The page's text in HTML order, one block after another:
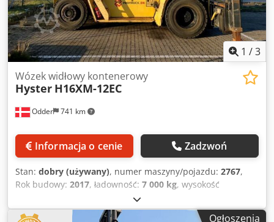
1 /3
Odder 741 km
Wózek widłowy kontenerowy
Hyster H16XM-12EC
Informacja o cenie Zadzwoń
Stan: dobry (używany), numer maszyny/pojazdu: 2767,
Rok budowy: 2017, ładowność: 7 000 kg, wysokość
, typ masztu:
szerokość:4 345 mm, dodatkowe cechy wyposażenia:
Ogłoszenia